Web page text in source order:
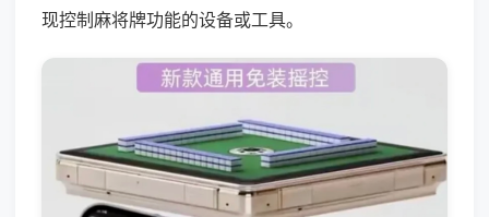
现控制麻将牌功能的设备或工具。